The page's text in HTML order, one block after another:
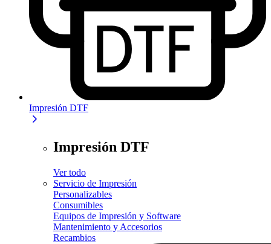
Impresión DTF
Impresión DTF
Ver todo
Servicio de Impresión
Personalizables
Consumibles
Equipos de Impresión y Software
Mantenimiento y Accesorios
Recambios